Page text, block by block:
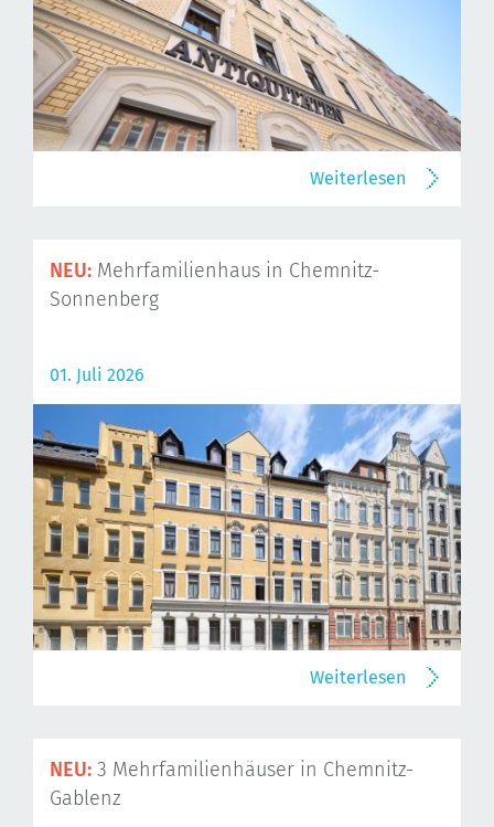
Weiterlesen
NEU: Mehrfamilienhaus in Chemnitz-
Sonnenberg
01. Juli 2026
Weiterlesen
NEU: 3 Mehrfamilienhäuser in Chemnitz-
Gablenz